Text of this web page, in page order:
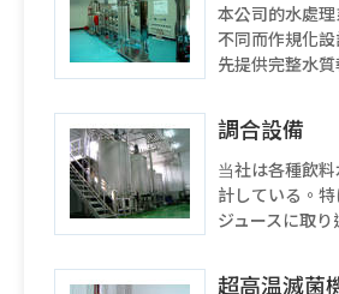
本公司的水處
不同而作規化
先提供完整水
調合設備
当社は各種飲
計している。
ジュースに取
超高温滅菌